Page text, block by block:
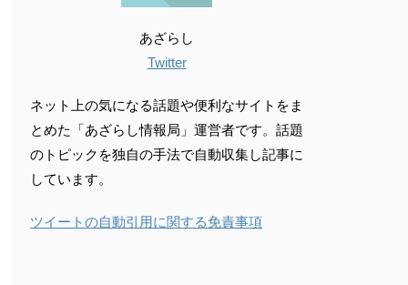
あざらし
Twitter
ネット上の気になる話題や便利なサイトをま
とめた「あざらし情報局」運営者です。話題
のトピックを独自の手法で自動収集し記事に
しています。
ツイートの自動引用に関する免責事項